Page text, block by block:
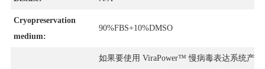
Cryopreservation
medium:
90%FBS+10%DMSO
如果要使用 ViraPower™ 慢病毒表达系统产